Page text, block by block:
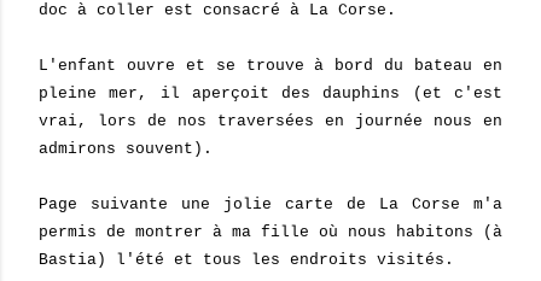
doc à coller est consacré à La Corse.
L'enfant ouvre et se trouve à bord du bateau en
pleine mer, il aperçoit des dauphins (et c'est
vrai, lors de nos traversées en journée nous en
admirons souvent).
Page suivante une jolie carte de La Corse m'a
permis de montrer à ma fille où nous habitons (à
Bastia) l'été et tous les endroits visités.